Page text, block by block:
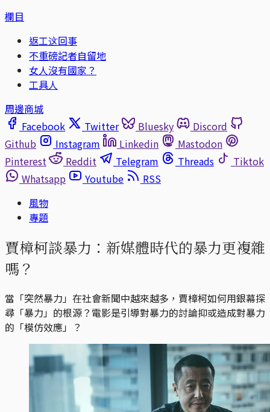
欄目
返工这回事
不重磅記者自留地
女人沒有國家？
工具人
周邊商城
Facebook
Twitter Bluesky
Discord
Github
Instagram Linkedin
Mastodon
Pinterest
Reddit Telegram Threads
Tiktok
Whatsapp
Youtube
RSS
風物
專題
賈樟柯談暴力：新媒體時代的暴力更複雜
嗎？
當「突然暴力」在社會新聞中越來越多，賈樟柯如何用銀幕探
尋「暴力」的根源？電影是引導對暴力的討論抑或造成對暴力
的「模仿效應」？